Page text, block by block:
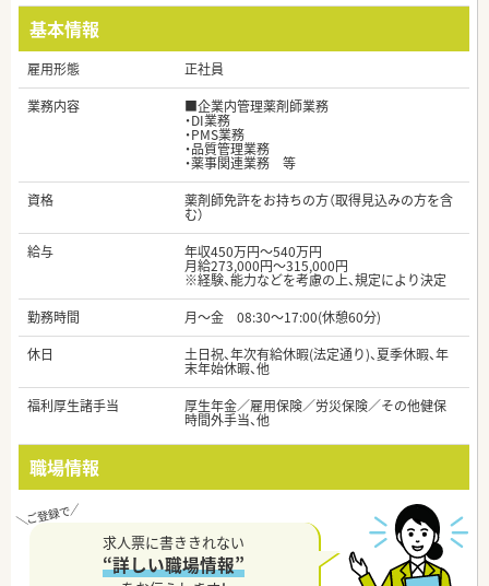
基本情報
雇用形態
正社員
業務内容
■企業内管理薬剤師業務
・DI業務
・PMS業務
・品質管理業務
・薬事関連業務 等
資格
薬剤師免許をお持ちの方（取得見込みの方を含
む）
給与
年収450万円～540万円
月給273,000円～315,000円
※経験、能力などを考慮の上、規定により決定
勤務時間
月～金 08:30～17:00(休憩60分)
休日
土日祝、年次有給休暇(法定通り)、夏季休暇、年
末年始休暇、他
福利厚生諸手当
厚生年金／雇用保険／労災保険／その他健保
時間外手当、他
職場情報
求人票に書ききれない
“詳しい職場情報”